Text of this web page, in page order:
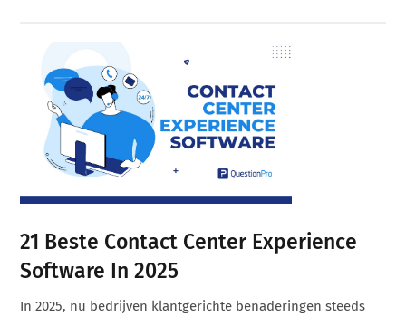
21 Beste Contact Center Experience
Software In 2025
In 2025, nu bedrijven klantgerichte benaderingen steeds